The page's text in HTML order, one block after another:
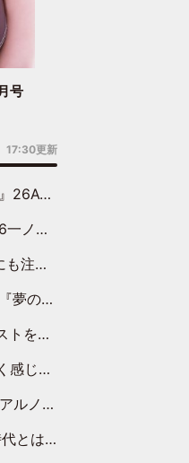
号
17:30更新
ルに就任
ター』に就任
スの舞台裏
霊のステージ
ていただけたら」
自らの手で
凌”ぐ似た者同士の絆
まって。時代が変わったんだなって」